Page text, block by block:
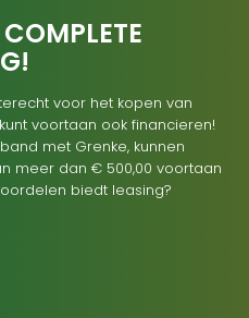
voor het kopen van
voortaan ook financieren!
met Grenke, kunnen
meer dan € 500,00 voortaan
biedt leasing?